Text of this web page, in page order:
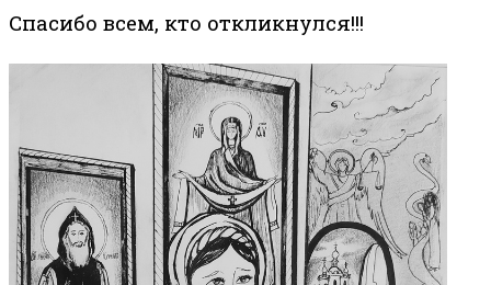
Спасибо всем, кто откликнулся!!!